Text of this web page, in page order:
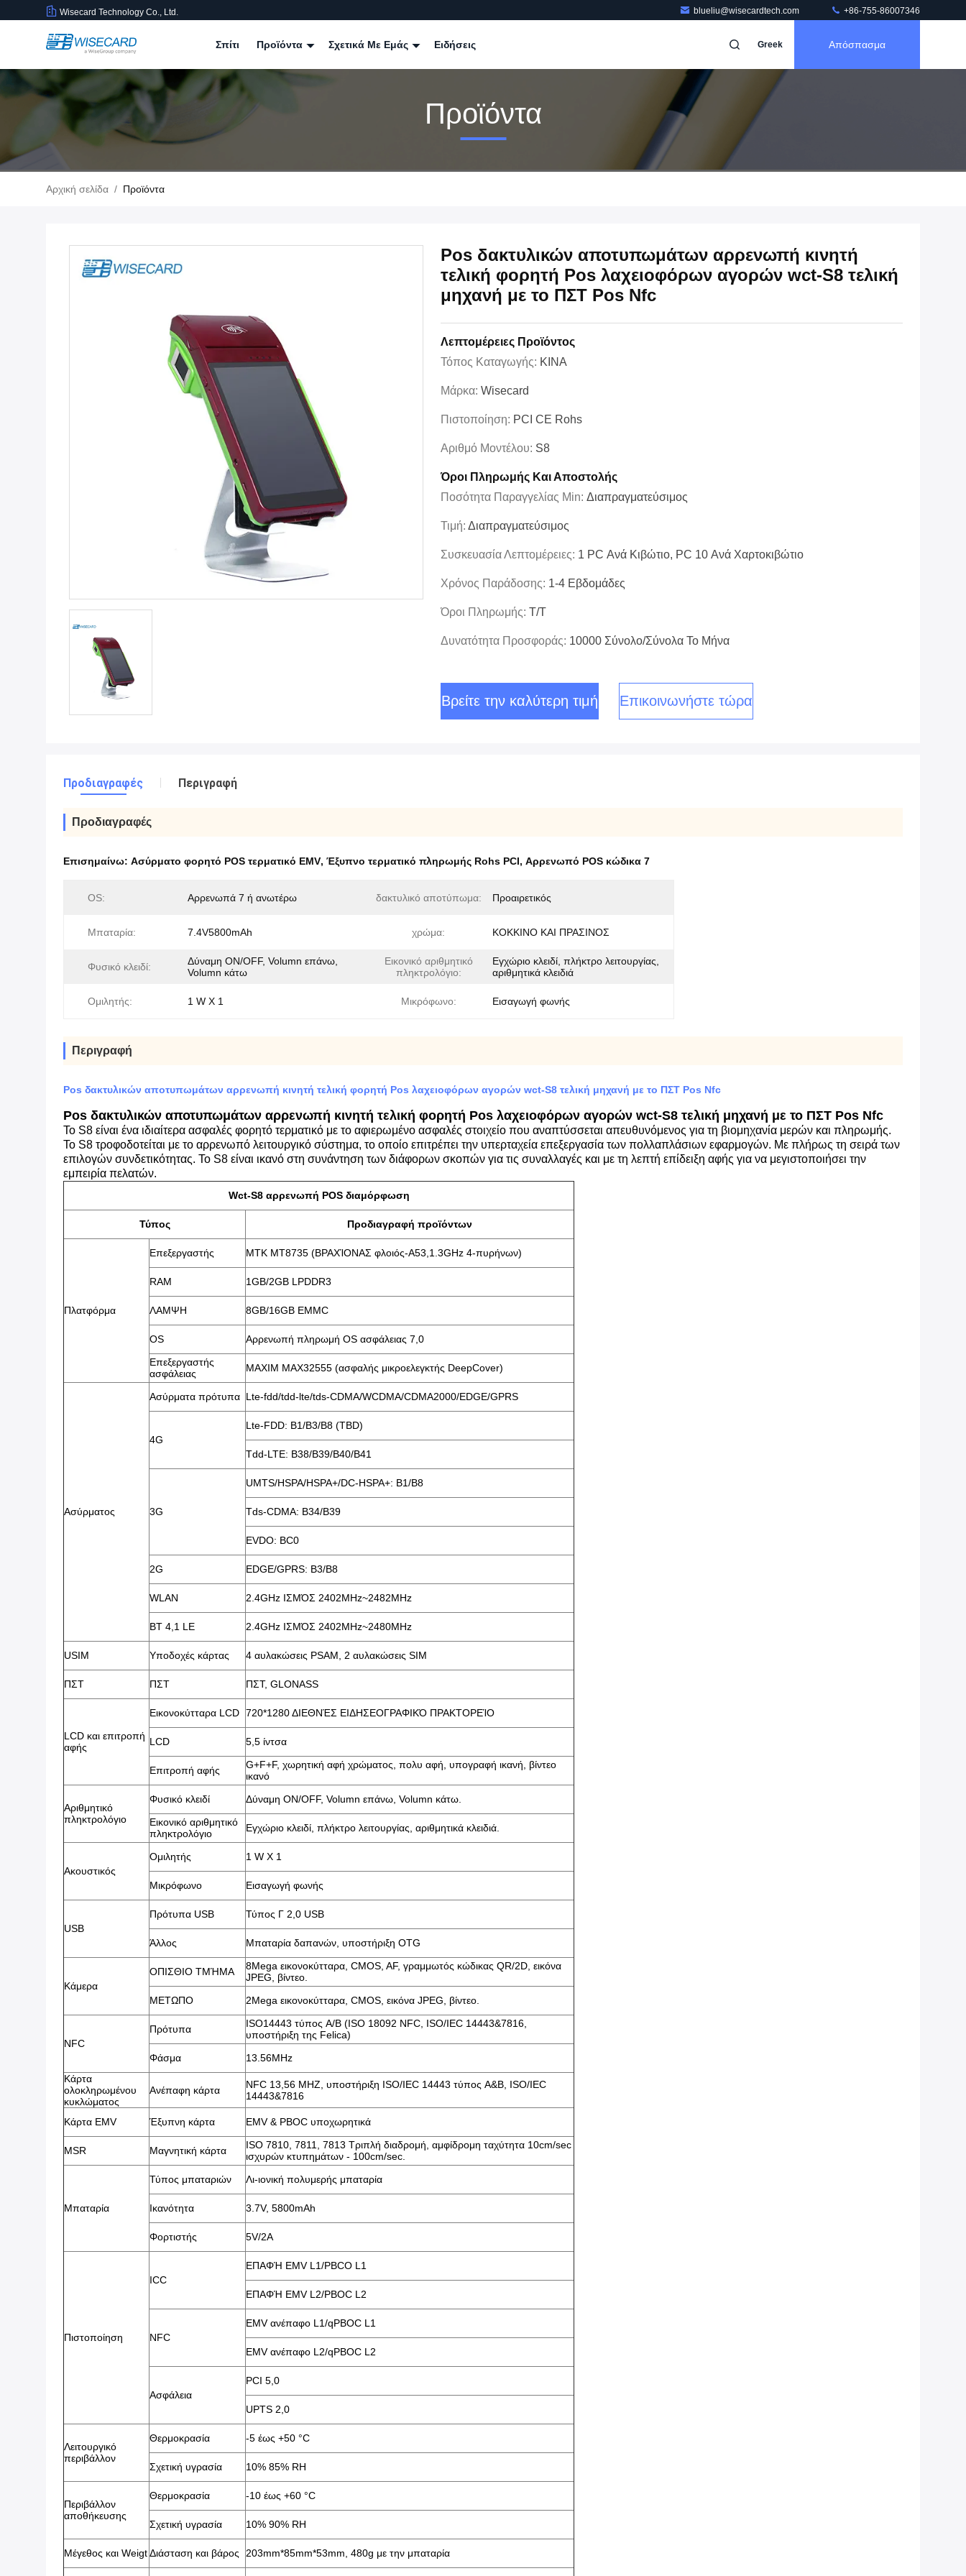
Wisecard Technology Co., Ltd. blueliu@wisecardtech.com +86-755-86007346
Σπίτι Προϊόντα Σχετικά Με Εμάς Ειδήσεις Greek Απόσπασμα
Προϊόντα
Αρχική σελίδα / Προϊόντα
Pos δακτυλικών αποτυπωμάτων αρρενωπή κινητή
τελική φορητή Pos λαχειοφόρων αγορών wct-S8 τελική
μηχανή με το ΠΣΤ Pos Nfc
Λεπτομέρειες Προϊόντος
Τόπος Καταγωγής: ΚΙΝΑ
Μάρκα: Wisecard
Πιστοποίηση: PCI CE Rohs
Αριθμό Μοντέλου: S8
Όροι Πληρωμής Και Αποστολής
Ποσότητα Παραγγελίας Min: Διαπραγματεύσιμος
Τιμή: Διαπραγματεύσιμος
Συσκευασία Λεπτομέρειες: 1 PC Ανά Κιβώτιο, PC 10 Ανά Χαρτοκιβώτιο
Χρόνος Παράδοσης: 1-4 Εβδομάδες
Όροι Πληρωμής: T/T
Δυνατότητα Προσφοράς: 10000 Σύνολο/σύνολα Το Μήνα
Βρείτε την καλύτερη τιμή Επικοινωνήστε τώρα
Προδιαγραφές Περιγραφή
Προδιαγραφές
Επισημαίνω: Ασύρματο φορητό POS τερματικό EMV, Έξυπνο τερματικό πληρωμής Rohs PCI, Αρρενωπό POS κώδικα 7
OS: Αρρενωπά 7 ή ανωτέρω δακτυλικό αποτύπωμα: Προαιρετικός
Μπαταρία: 7.4V5800mAh χρώμα: ΚΟΚΚΙΝΟ ΚΑΙ ΠΡΑΣΙΝΟΣ
Φυσικό κλειδί:
Δύναμη ON/OFF, Volumn επάνω,
Volumn κάτω
Εικονικό αριθμητικό
πληκτρολόγιο:
Εγχώριο κλειδί, πλήκτρο λειτουργίας,
αριθμητικά κλειδιά
Ομιλητής: 1 W Χ 1 Μικρόφωνο: Εισαγωγή φωνής
Περιγραφή
Pos δακτυλικών αποτυπωμάτων αρρενωπή κινητή τελική φορητή Pos λαχειοφόρων αγορών wct-S8 τελική μηχανή με το ΠΣΤ Pos Nfc
Pos δακτυλικών αποτυπωμάτων αρρενωπή κινητή τελική φορητή Pos λαχειοφόρων αγορών wct-S8 τελική μηχανή με το ΠΣΤ Pos Nfc
Το S8 είναι ένα ιδιαίτερα ασφαλές φορητό τερματικό με το αφιερωμένο ασφαλές στοιχείο που αναπτύσσεται απευθυνόμενος για τη βιομηχανία μερών και πληρωμής.
Το S8 τροφοδοτείται με το αρρενωπό λειτουργικό σύστημα, το οποίο επιτρέπει την υπερταχεία επεξεργασία των πολλαπλάσιων εφαρμογών. Με πλήρως τη σειρά των
επιλογών συνδετικότητας. Το S8 είναι ικανό στη συνάντηση των διάφορων σκοπών για τις συναλλαγές και με τη λεπτή επίδειξη αφής για να μεγιστοποιήσει την
εμπειρία πελατών.
Wct-S8 αρρενωπή POS διαμόρφωση
Τύπος Προδιαγραφή προϊόντων
Πλατφόρμα
Επεξεργαστής MTK MT8735 (ΒΡΑΧΊΟΝΑΣ φλοιός-A53,1.3GHz 4-πυρήνων)
RAM 1GB/2GB LPDDR3
ΛΑΜΨΗ 8GB/16GB EMMC
OS
Αρρενωπή πληρωμή OS ασφάλειας 7,0
Επεξεργαστής
ασφάλειας
MAXIM MAX32555 (ασφαλής μικροελεγκτής DeepCover)
Ασύρματος
Ασύρματα πρότυπα Lte-fdd/tdd-lte/tds-CDMA/WCDMA/CDMA2000/EDGE/GPRS
4G
Lte-FDD: B1/B3/B8 (TBD)
Tdd-LTE: B38/B39/B40/B41
3G
UMTS/HSPA/HSPA+/DC-HSPA+: B1/B8
Tds-CDMA: B34/B39
EVDO: BC0
2G EDGE/GPRS: B3/B8
WLAN 2.4GHz ΙΣΜΌΣ 2402MHz~2482MHz
BT 4,1 LE 2.4GHz ΙΣΜΌΣ 2402MHz~2480MHz
USIM Υποδοχές κάρτας 4 αυλακώσεις PSAM, 2 αυλακώσεις SIM
ΠΣΤ ΠΣΤ ΠΣΤ, GLONASS
LCD και επιτροπή
αφής
Εικονοκύτταρα LCD 720*1280 ΔΙΕΘΝΈΣ ΕΙΔΗΣΕΟΓΡΑΦΙΚΌ ΠΡΑΚΤΟΡΕΊΟ
LCD 5,5 ίντσα
Επιτροπή αφής
G+F+F, χωρητική αφή χρώματος, πολυ αφή, υπογραφή ικανή, βίντεο
ικανό
Αριθμητικό
πληκτρολόγιο
Φυσικό κλειδί
Δύναμη ON/OFF, Volumn επάνω, Volumn κάτω.
Εικονικό αριθμητικό
πληκτρολόγιο
Εγχώριο κλειδί, πλήκτρο λειτουργίας, αριθμητικά κλειδιά.
Ακουστικός
Ομιλητής 1 W Χ 1
Μικρόφωνο Εισαγωγή φωνής
USB
Πρότυπα USB Τύπος Γ 2,0 USB
Άλλος Μπαταρία δαπανών, υποστήριξη OTG
Κάμερα
ΟΠΙΣΘΙΟ ΤΜΉΜΑ
8Mega εικονοκύτταρα, CMOS, AF, γραμμωτός κώδικας QR/2D, εικόνα
JPEG, βίντεο.
ΜΕΤΩΠΟ
2Mega εικονοκύτταρα, CMOS, εικόνα JPEG, βίντεο.
NFC
Πρότυπα
ISO14443 τύπος A/B (ISO 18092 NFC, ISO/IEC 14443&7816,
υποστήριξη της Felica)
Φάσμα
13.56MHz
Κάρτα
ολοκληρωμένου
κυκλώματος
Ανέπαφη κάρτα
NFC 13,56 MHZ, υποστήριξη ISO/IEC 14443 τύπος A&B, ISO/IEC
14443&7816
Κάρτα EMV Έξυπνη κάρτα EMV & PBOC υποχωρητικά
MSR Μαγνητική κάρτα
ISO 7810, 7811, 7813 Τριπλή διαδρομή, αμφίδρομη ταχύτητα 10cm/sec
ισχυρών κτυπημάτων - 100cm/sec.
Μπαταρία
Τύπος μπαταριών Λι-ιονική πολυμερής μπαταρία
Ικανότητα 3.7V, 5800mAh
Φορτιστής 5V/2A
Πιστοποίηση
ICC
ΕΠΑΦΉ EMV L1/PBCO L1
ΕΠΑΦΉ EMV L2/PBOC L2
NFC
EMV ανέπαφο L1/qPBOC L1
EMV ανέπαφο L2/qPBOC L2
Ασφάλεια
PCI 5,0
UPTS 2,0
Λειτουργικό
περιβάλλον
Θερμοκρασία -5 έως +50 °C
Σχετική υγρασία 10% 85% RH
Περιβάλλον
αποθήκευσης
Θερμοκρασία -10 έως +60 °C
Σχετική υγρασία 10% 90% RH
Μέγεθος και WeigtΔιάσταση και βάρος 203mm*85mm*53mm, 480g με την μπαταρία